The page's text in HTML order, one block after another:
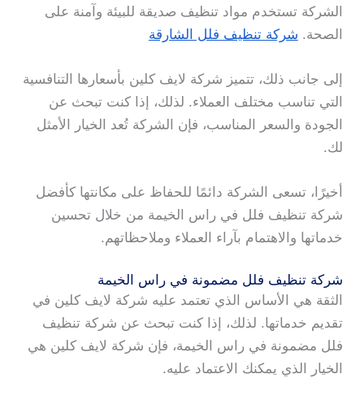
الشركة تستخدم مواد تنظيف صديقة للبيئة وآمنة على
الصحة. شركة تنظيف فلل الشارقة
إلى جانب ذلك، تتميز شركة لايف كلين بأسعارها التنافسية
التي تناسب مختلف العملاء. لذلك، إذا كنت تبحث عن
الجودة والسعر المناسب، فإن الشركة تُعد الخيار الأمثل
لك.
أخيرًا، تسعى الشركة دائمًا للحفاظ على مكانتها كأفضل
شركة تنظيف فلل في راس الخيمة من خلال تحسين
خدماتها والاهتمام بآراء العملاء وملاحظاتهم.
شركة تنظيف فلل مضمونة في راس الخيمة
الثقة هي الأساس الذي تعتمد عليه شركة لايف كلين في
تقديم خدماتها. لذلك، إذا كنت تبحث عن شركة تنظيف
فلل مضمونة في راس الخيمة، فإن شركة لايف كلين هي
الخيار الذي يمكنك الاعتماد عليه.